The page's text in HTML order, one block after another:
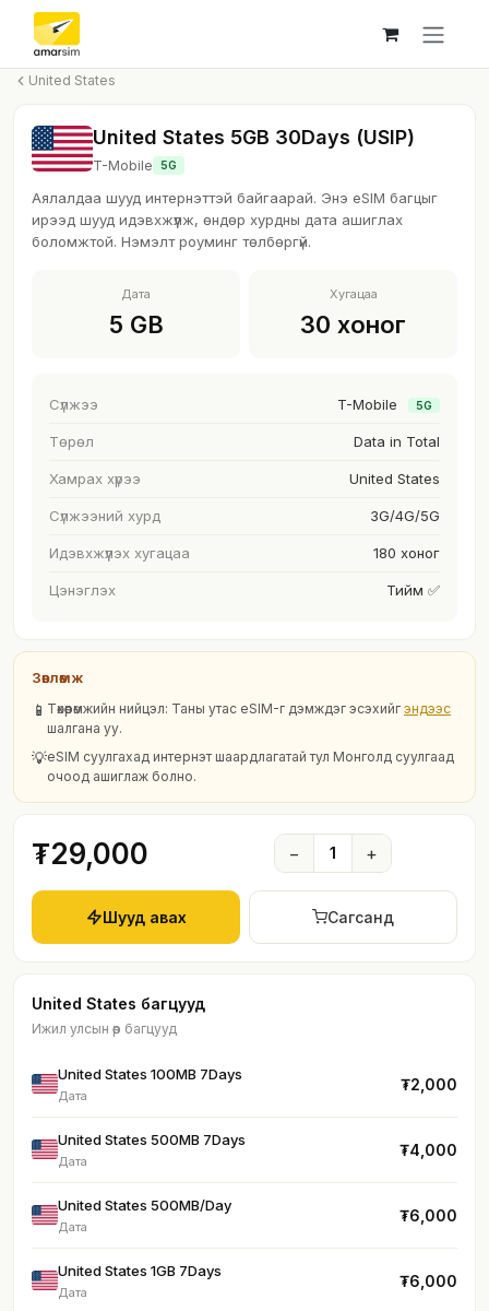
Skip to Content
United States
United States 5GB 30Days (USIP)
T-Mobile 5G
Аялалдаа шууд интернэттэй байгаарай. Энэ eSIM багцыг
ирээд шууд идэвхжүүлж, өндөр хурдны дата ашиглах
боломжтой. Нэмэлт роуминг төлбөргүй.
Дата
5 GB
Хугацаа
30 хоног
Сүлжээ T-Mobile 5G
Төрөл Data in Total
Хамрах хүрээ United States
Сүлжээний хурд 3G/4G/5G
Идэвхжүүлэх хугацаа 180 хоног
Цэнэглэх Тийм ✅
Зөвлөмж
📱 Төхөөрөмжийн нийцэл: Таны утас eSIM-г дэмждэг эсэхийг эндээс
шалгана уу.
💡eSIM суулгахад интернэт шаардлагатай тул Монголд суулгаад
очоод ашиглаж болно.
₮29,000 − 1 +
Шууд авах Сагсанд
United States багцууд
Ижил улсын өөр багцууд
United States 100MB 7Days
Дата
₮2,000
United States 500MB 7Days
Дата
₮4,000
United States 500MB/Day
Дата
₮6,000
United States 1GB 7Days
Дата
₮6,000